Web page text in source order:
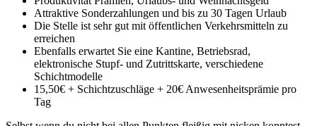
Attraktive Sonderzahlungen und bis zu 30 Tagen Urlaub
Die Stelle ist sehr gut mit öffentlichen Verkehrsmitteln zu
erreichen
Ebenfalls erwartet Sie eine Kantine, Betriebsrad,
elektronische Stupf- und Zutrittskarte, verschiedene
Schichtmodelle
15,50€ + Schichtzuschläge + 20€ Anwesenheitsprämie pro
Tag